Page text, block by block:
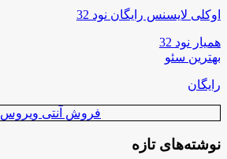
اوکلی لایسنس رایگان نود 32
همیار نود 32
بهترین سئو
رایگان
فروش آنتی ویروس
نوشته‌های تازه